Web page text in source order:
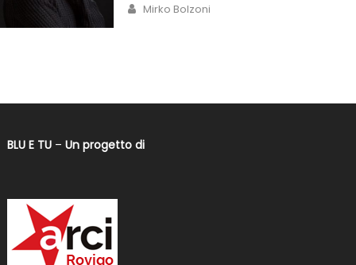
Mirko Bolzoni
BLU E TU– Un progetto di